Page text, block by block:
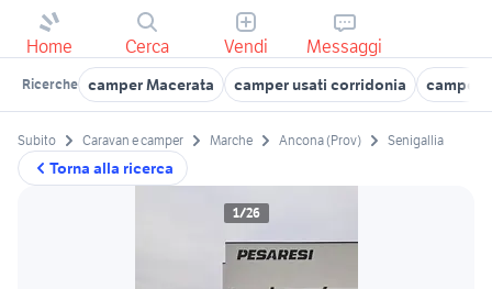
Home Cerca Vendi Messaggi
Ricerche camper Macerata camper usati corridonia camper
Torna alla ricerca
Subito Caravan e camper Marche Ancona (Prov) Senigallia
1/26